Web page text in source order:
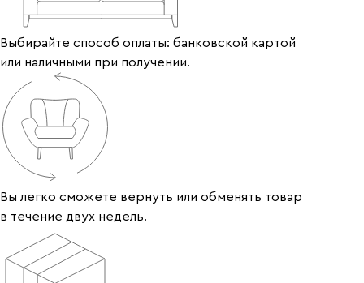
Выбирайте способ оплаты: банковской картой
или наличными при получении.
Вы легко сможете вернуть или обменять товар
в течение двух недель.